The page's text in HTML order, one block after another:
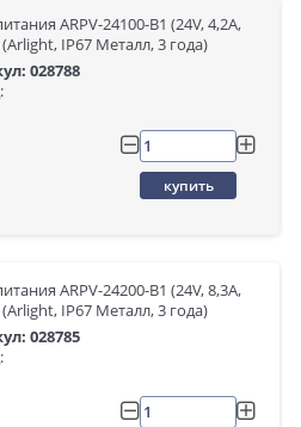
ARPV-24100-B1 (24V, 4,2A,
(Arlight, IP67 Металл, 3 года)
028788
купить
ARPV-24200-B1 (24V, 8,3A,
IP67 Металл, 3 года)
028785